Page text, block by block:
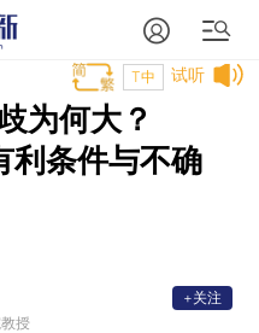
试听
T中
为何大？
条件与不确
授
+关注